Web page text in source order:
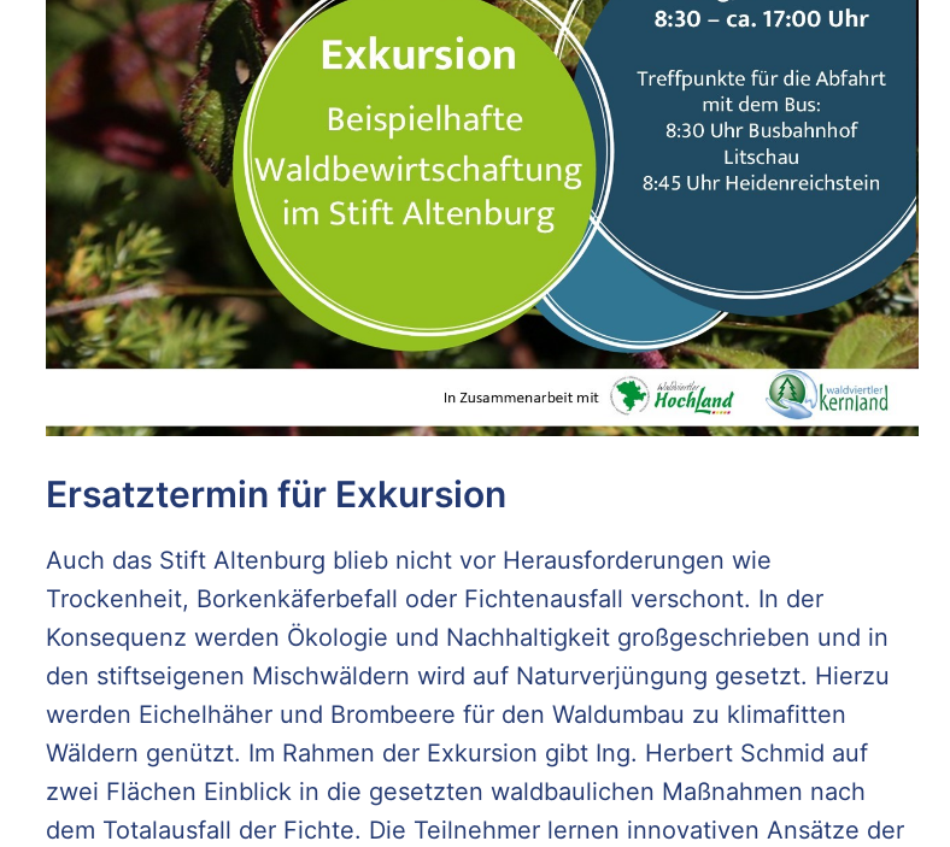
Ersatztermin für Exkursion
Auch das Stift Altenburg blieb nicht vor Herausforderungen wie
Trockenheit, Borkenkäferbefall oder Fichtenausfall verschont. In der
Konsequenz werden Ökologie und Nachhaltigkeit großgeschrieben und in
den stiftseigenen Mischwäldern wird auf Naturverjüngung gesetzt. Hierzu
werden Eichelhäher und Brombeere für den Waldumbau zu klimafitten
Wäldern genützt. Im Rahmen der Exkursion gibt Ing. Herbert Schmid auf
zwei Flächen Einblick in die gesetzten waldbaulichen Maßnahmen nach
dem Totalausfall der Fichte. Die Teilnehmer lernen innovativen Ansätze der